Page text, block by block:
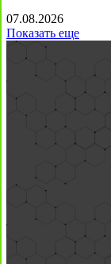
07.08.2026
Показать еще